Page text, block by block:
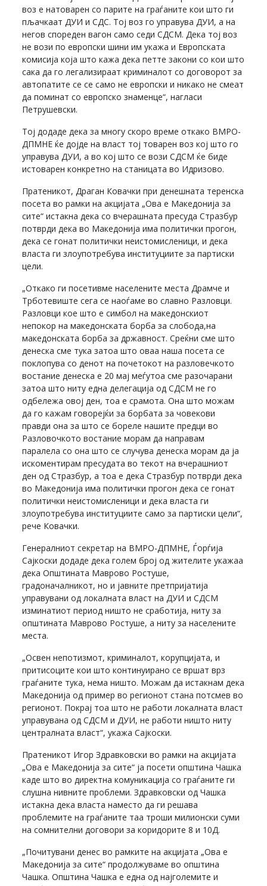
воз е натоварен со парите на граѓаните кои што ги
пљачкаат ДУИ и СДС. Тој воз го управува ДУИ, а на
негов спореден вагон само седи СДСМ. Дека тој воз
не вози по европски шини им укажа и Европската
комисија која што кажа дека петте закони со кои што
сака да го легализираат криминалот со договорот за
автопатите се се само не европски и никако не смеат
да поминат со европско знаменце“, нагласи
Петрушевски.
Тој додаде дека за многу скоро време откако ВМРО-
ДПМНЕ ќе дојде на власт тој товарен воз кој што го
управува ДУИ, а во кој што се вози СДСМ ќе биде
истоварен конкретно на станицата во Идризово.
Пратеникот, Драган Ковачки при денешната теренска
посета во рамки на акцијата „Ова е Македонија за
сите“ истакна дека со вчерашната пресуда Стразбур
потврди дека во Македонија има политички прогон,
дека се гонат политички неистомисленици, и дека
власта ги злоупотребува институциите за партиски
цели.
„Откако ги посетивме населените места Драмче и
Трботевиште сега се наоѓаме во славно Разловци.
Разловци кое што е симбол на македонскиот
непокор на македонската борба за слобода,на
македонската борба за државност. Среќни сме што
денеска сме тука затоа што оваа наша посета се
поклопува со денот на почетокот на разловечкото
востание денеска е 20 мај меѓутоа сме разочарани
затоа што ниту една делегација од СДСМ не го
одбележа овој ден, тоа е срамота. Она што можам
да го кажам говорејќи за борбата за човекови
правди она за што се бореле нашите предци во
Разловочкото востание морам да направам
паралела со она што се случува денеска морам да ја
искоментирам пресудата во текот на вчерашниот
ден од Стразбур, а тоа е дека Стразбур потврди дека
во Македонија има политички прогон дека се гонат
политички неистомисленици и дека власта ги
злоупотребува институциите само за партиски цели“,
рече Ковачки.
Генералниот секретар на ВМРО-ДПМНЕ, Ѓорѓија
Сајкоски додаде дека голем број од жителите укажаа
дека Општината Маврово Ростуше,
градоначалникот, но и јавните претпријатија
управувани од локалната власт на ДУИ и СДСМ
изминатиот период ништо не сработија, ниту за
општината Маврово Ростуше, а ниту за населените
места.
„Освен непотизмот, криминалот, корупцијата, и
притисоците кои што континуирано се вршат врз
граѓаните тука, нема ништо. Можам да истакнам дека
Македонија од пример во регионот стана потсмев во
регионот. Покрај тоа што не работи локалната власт
управувана од СДСМ и ДУИ, не работи ништо ниту
централната власт“, укажа Сајкоски.
Пратеникот Игор Здравковски во рамки на акцијата
„Ова е Македонија за сите“ ја посети општина Чашка
каде што во директна комуникација со граѓаните ги
слушна нивните проблеми. Здравковски од Чашка
истакна дека власта наместо да ги решава
проблемите на граѓаните таа троши милионски суми
на сомнителни договори за коридорите 8 и 10Д.
„Почитувани денес во рамките на акцијата „Ова е
Македонија за сите“ продолжуваме во општина
Чашка. Општина Чашка е една од најголемите и